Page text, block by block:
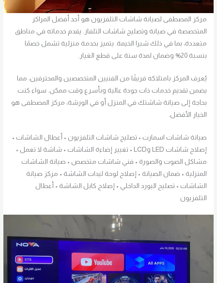
مركز المصطفى لصيانة شاشات التلفزيون هو أحد أفضل المراكز
المتخصصة في صيانة وتصليح شاشات التلفاز. يقدم خدماته في مناطق
متعددة، بما في ذلك شبرا الخيمة. يتميز بخدمة منزلية تشمل خصمًا
بنسبة 20% وضمان لمدة سنة على قطع الغيار.
يُعرف المركز بامتلاكه فريقًا من الفنيين المتخصصين والمحترفين، مما
يضمن تقديم خدمات ذات جودة عالية وبأسرع وقت ممكن. سواء كنت
بحاجة إلى صيانة شاشتك في المنزل أو في الورشة، مركز المصطفى هو
الخيار الأفضل.
صيانة شاشات اسمارت • تصليح شاشات التلفزيون • أعطال الشاشات •
إصلاح شاشات LED وLCD • تغيير إضاءة الشاشات • شاشة لا تعمل •
مشاكل الصوت والصورة • فني شاشات متخصص • صيانة الشاشات
المنزلية • ضمان الصيانة • إصلاح لوحة ليدات الشاشة • مركز صيانة
الشاشات • تصليح البورد الداخلي • إصلاح كابل الشاشة • أعطال
التلفزيون